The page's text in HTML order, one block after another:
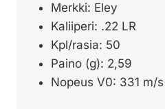
Merkki: Eley
Kaliiperi: .22 LR
Kpl/rasia: 50
Paino (g): 2,59
Nopeus V0: 331 m/s